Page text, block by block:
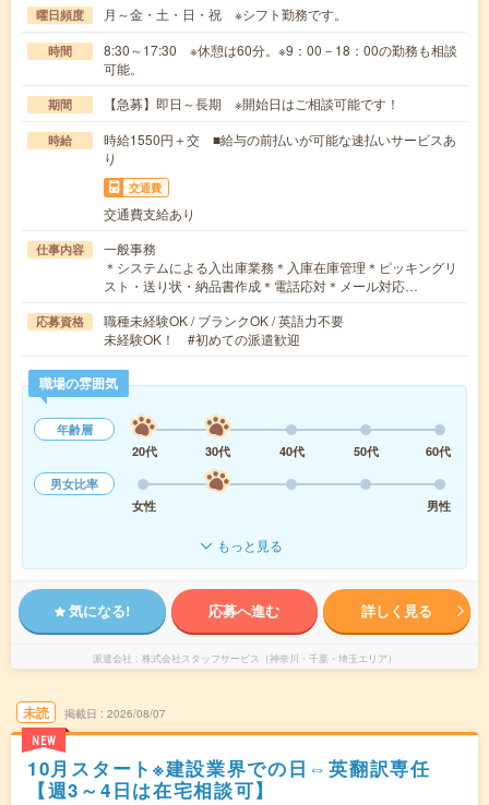
曜日頻度 月～金・土・日・祝 ※シフト勤務です。
時間
8:30～17:30 ※休憩は60分。※9：00－18：00の勤務も相談
可能。
期間 【急募】即日～長期 ※開始日はご相談可能です！
時給
時給1550円＋交 ■給与の前払いが可能な速払いサービスあ
り
交通費
交通費支給あり
仕事内容
一般事務
＊システムによる入出庫業務＊入庫在庫管理＊ピッキングリ
スト・送り状・納品書作成＊電話応対＊メール対応…
応募資格
職種未経験OK / ブランクOK / 英語力不要
未経験OK！ #初めての派遣歓迎
職場の雰囲気
年齢層
20代
30代 40代 50代
60代
男女比率
女性
男性
もっと見る
気になる! 応募へ進む 詳しく見る
派遣会社 株式会社スタッフサービス（神奈川・千葉・埼玉エリア）
未読
NEW
掲載日 2026/08/07
10月スタート※建設業界での日⇔英翻訳専任
【週3～4日は在宅相談可】